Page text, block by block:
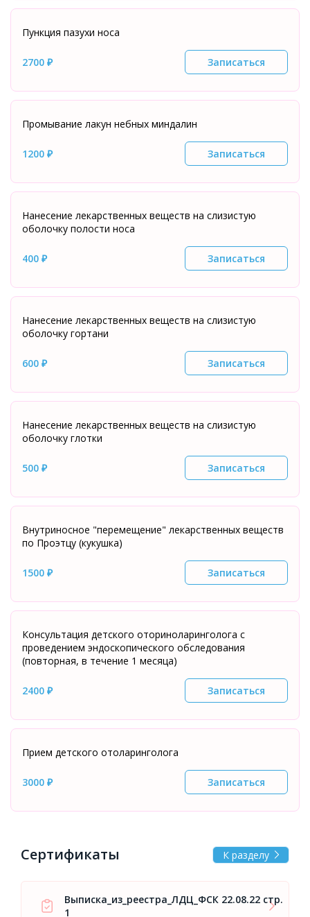
Пункция пазухи носа
2700 ₽ Записаться
Промывание лакун небных миндалин
1200 ₽ Записаться
Нанесение лекарственных веществ на слизистую
оболочку полости носа
400 ₽ Записаться
Нанесение лекарственных веществ на слизистую
оболочку гортани
600 ₽ Записаться
Нанесение лекарственных веществ на слизистую
оболочку глотки
500 ₽ Записаться
Внутриносное "перемещение" лекарственных веществ
по Проэтцу (кукушка)
1500 ₽ Записаться
Консультация детского оториноларинголога с
проведением эндоскопического обследования
(повторная, в течение 1 месяца)
2400 ₽ Записаться
Прием детского отоларинголога
3000 ₽ Записаться
Сертификаты К разделу
Выписка_из_реестра_ЛДЦ_ФСК 22.08.22 стр.
1